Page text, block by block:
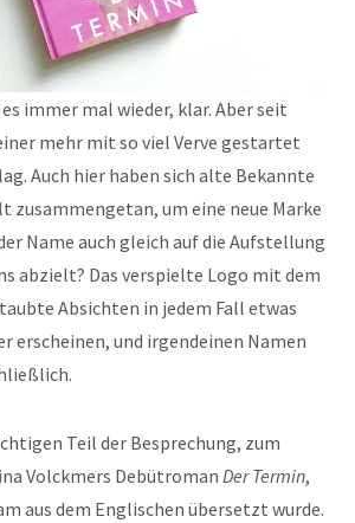
immer mal wieder, klar. Aber seit
mehr mit so viel Verve gestartet
Auch hier haben sich alte Bekannte
zusammengetan, um eine neue Marke
Name auch gleich auf die Aufstellung
abzielt? Das verspielte Logo mit dem
Absichten in jedem Fall etwas
erscheinen, und irgendeinen Namen
Teil der Besprechung, zum
Volckmers Debütroman Der Termin,
aus dem Englischen übersetzt wurde.